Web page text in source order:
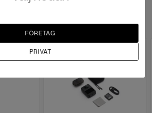
FÖRETAG
PRIVAT